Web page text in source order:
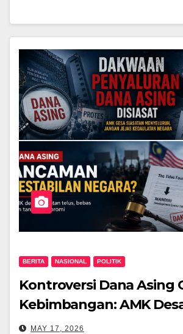
BERITA NASIONAL POLITIK
Kontroversi Dana Asing
Kebimbangan: AMK
Menyeluruh
MAY 17, 2026